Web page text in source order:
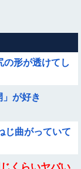
の形が透けてし
」が好き
じ曲がっていて